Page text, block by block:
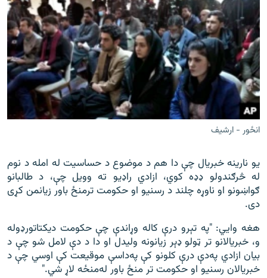
انځور - ارشيف
یو نارینه خبریال چې دا هم د موضوع د حساسیت له امله د نوم
له څرګندولو ډډه کوي، ازادي راډیو ته وویل چې، د طالبانو
ګواښونو او ناوړه چلند د رسنیو او حکومت ترمنځ باور زیانمن کړی
دی.
هغه وايي: "په تېرو درې کاله وړاندې چې حکومت ديکتاتورډوله
و، خبريالانو تر ټولو ډېر زيانونه وليدل او دا د دې لامل شو چې د
بيان ازادي په‌دې درې کلونو کې په‌داسې موقیعت کې اوسي چې د
خبريالان رسنيو او حکومت تر منځ باور له‌منځه لاړ شي."